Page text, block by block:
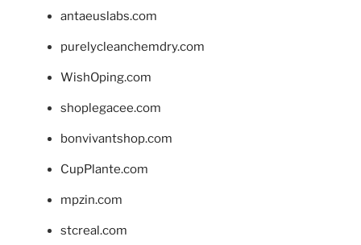
antaeuslabs.com
purelycleanchemdry.com
WishOping.com
shoplegacee.com
bonvivantshop.com
CupPlante.com
mpzin.com
stcreal.com